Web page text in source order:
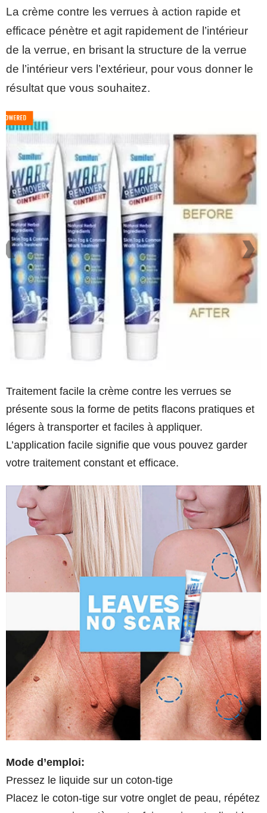
La crème contre les verrues à action rapide et
efficace pénètre et agit rapidement de l’intérieur
de la verrue, en brisant la structure de la verrue
de l’intérieur vers l’extérieur, pour vous donner le
résultat que vous souhaitez.
Traitement facile la crème contre les verrues se
présente sous la forme de petits flacons pratiques et
légers à transporter et faciles à appliquer.
L’application facile signifie que vous pouvez garder
votre traitement constant et efficace.
Mode d’emploi:
Pressez le liquide sur un coton-tige
Placez le coton-tige sur votre onglet de peau, répétez